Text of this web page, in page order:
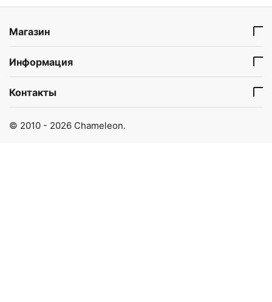
Магазин
Информация
Контакты
© 2010 - 2026 Chameleon.